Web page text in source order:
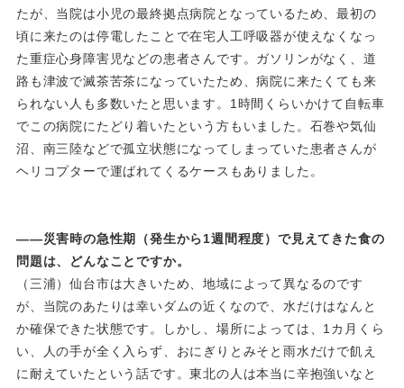
たが、当院は小児の最終拠点病院となっているため、最初の
頃に来たのは停電したことで在宅人工呼吸器が使えなくなっ
た重症心身障害児などの患者さんです。ガソリンがなく、道
路も津波で滅茶苦茶になっていたため、病院に来たくても来
られない人も多数いたと思います。1時間くらいかけて自転車
でこの病院にたどり着いたという方もいました。石巻や気仙
沼、南三陸などで孤立状態になってしまっていた患者さんが
ヘリコプターで運ばれてくるケースもありました。
――災害時の急性期（発生から1週間程度）で見えてきた食の
問題は、どんなことですか。
（三浦）仙台市は大きいため、地域によって異なるのです
が、当院のあたりは幸いダムの近くなので、水だけはなんと
か確保できた状態です。しかし、場所によっては、1カ月くら
い、人の手が全く入らず、おにぎりとみそと雨水だけで飢え
に耐えていたという話です。東北の人は本当に辛抱強いなと